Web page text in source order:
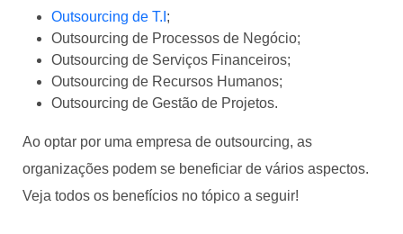
Outsourcing de T.I ;
Outsourcing de Processos de Negócio;
Outsourcing de Serviços Financeiros;
Outsourcing de Recursos Humanos;
Outsourcing de Gestão de Projetos.
Ao optar por uma empresa de outsourcing, as
organizações podem se beneficiar de vários aspectos.
Veja todos os benefícios no tópico a seguir!